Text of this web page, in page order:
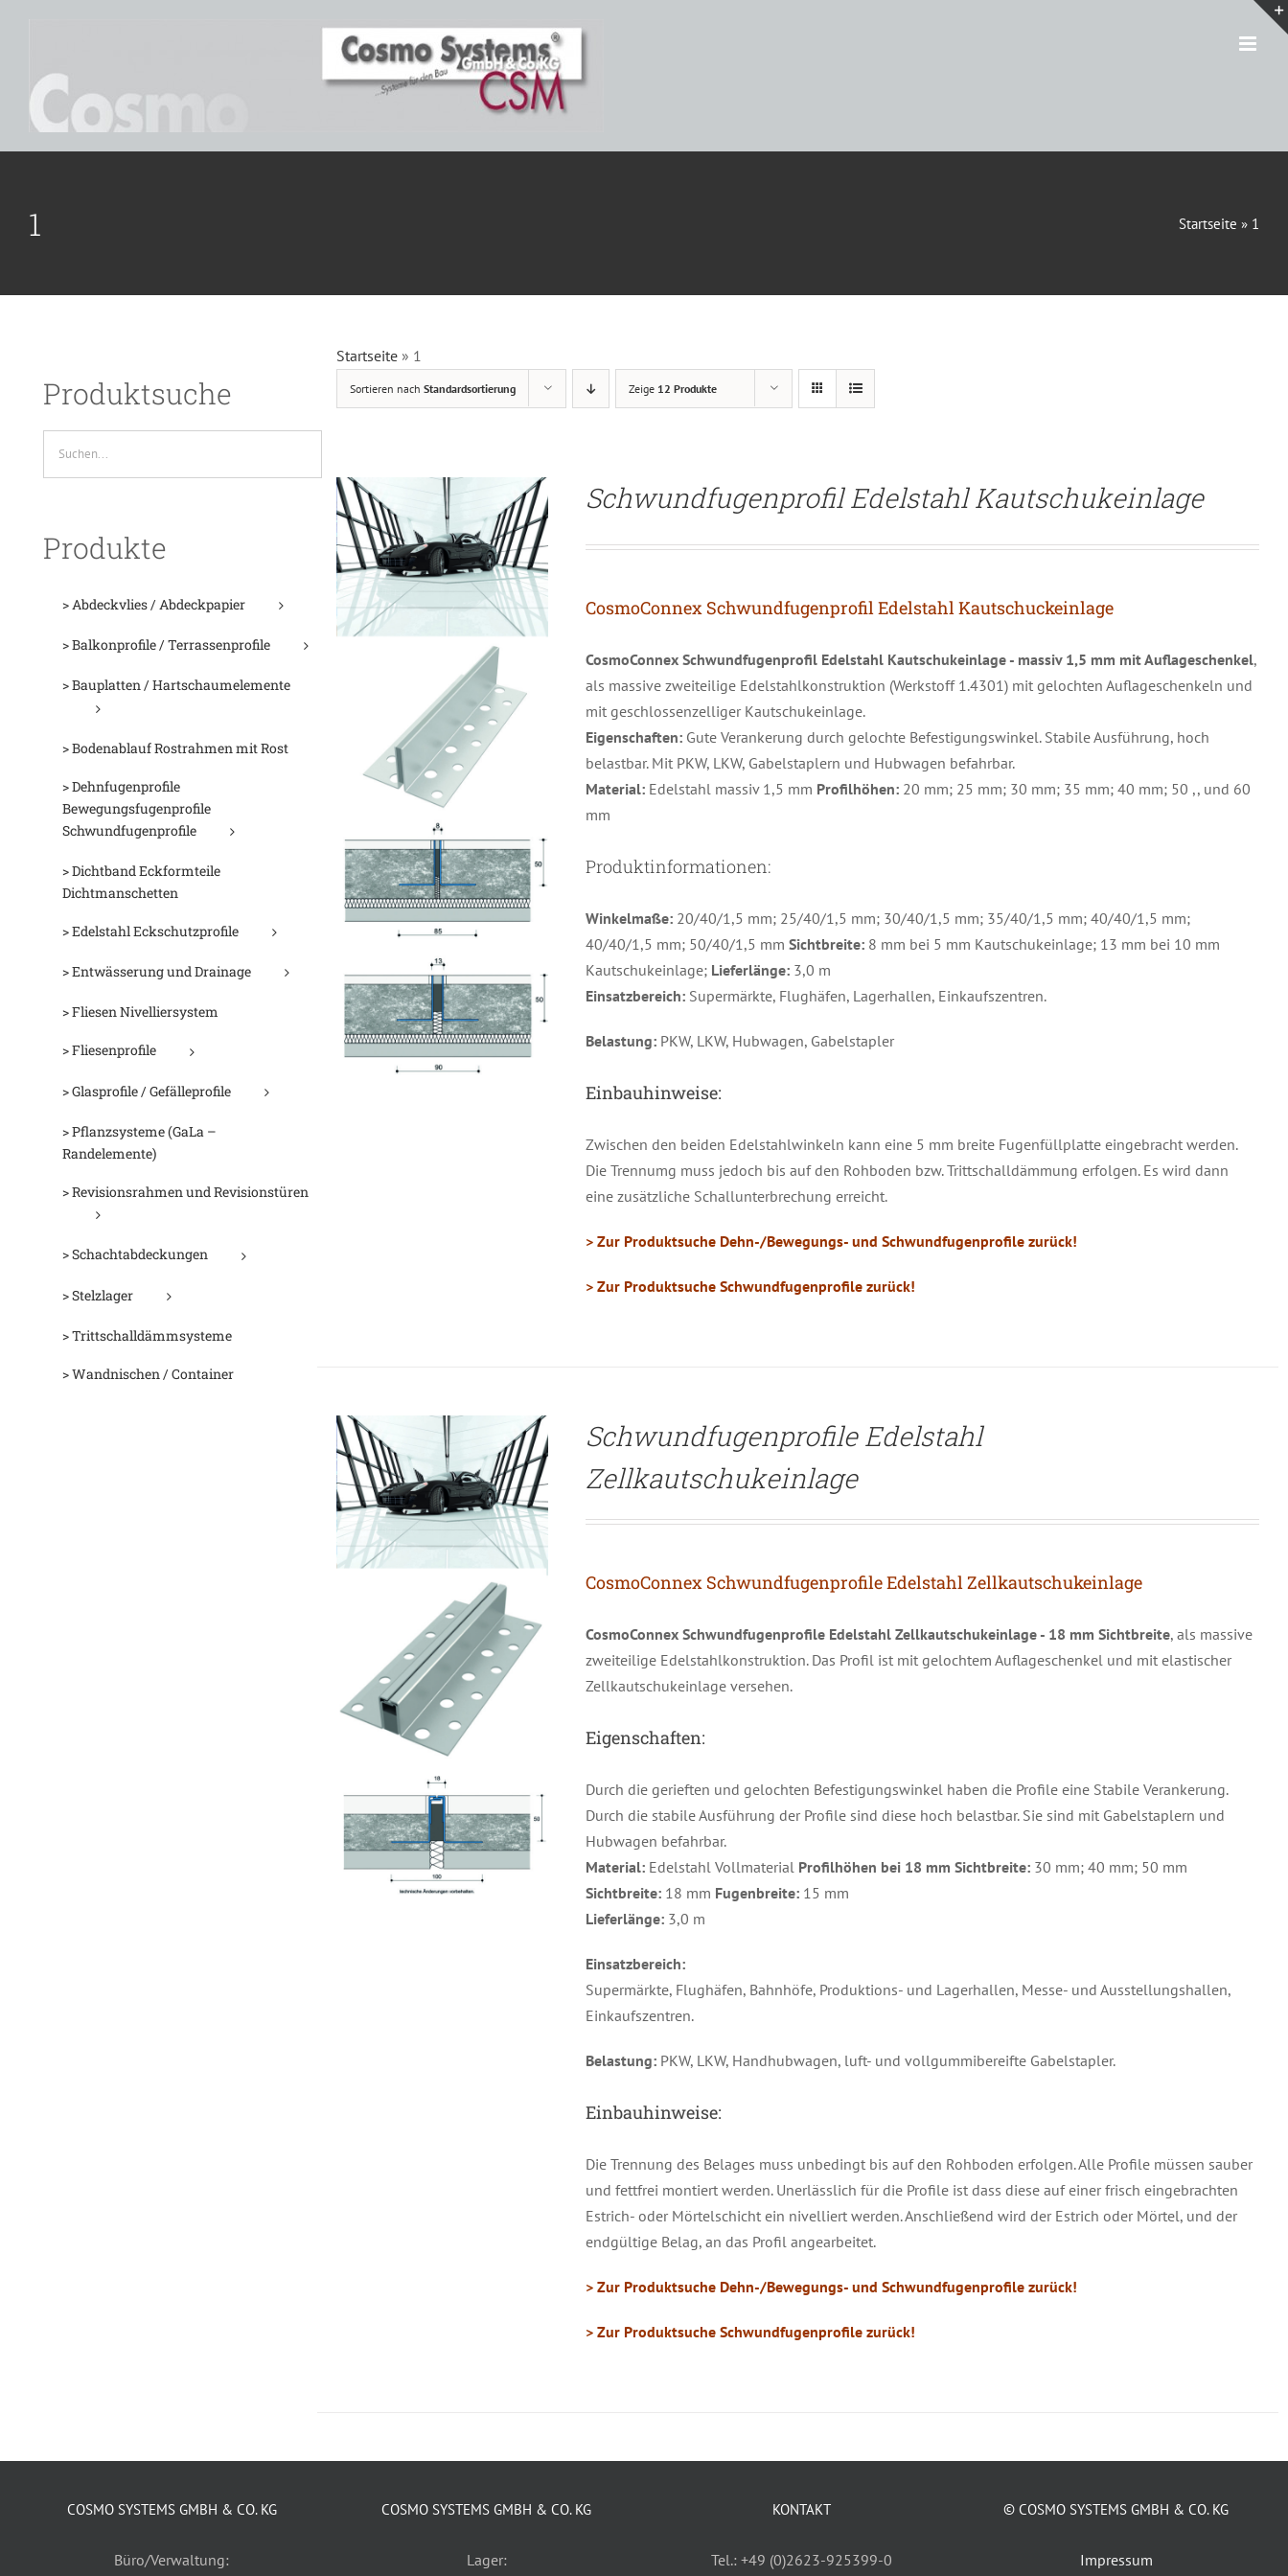
1 Startseite » 1
Startseite » 1
Sortieren nach Standardsortierung Zeige 12 Produkte
Schwundfugenprofil Edelstahl Kautschukeinlage
CosmoConnex Schwundfugenprofil Edelstahl Kautschuckeinlage
CosmoConnex Schwundfugenprofil Edelstahl Kautschukeinlage - massiv 1,5 mm mit Auflageschenkel,
als massive zweiteilige Edelstahlkonstruktion (Werkstoff 1.4301) mit gelochten Auflageschenkeln und
mit geschlossenzelliger Kautschukeinlage.
Eigenschaften: Gute Verankerung durch gelochte Befestigungswinkel. Stabile Ausführung, hoch
belastbar. Mit PKW, LKW, Gabelstaplern und Hubwagen befahrbar.
Material: Edelstahl massiv 1,5 mm Profilhöhen: 20 mm; 25 mm; 30 mm; 35 mm; 40 mm; 50 ,, und 60
mm
Produktinformationen:
Winkelmaße: 20/40/1,5 mm; 25/40/1,5 mm; 30/40/1,5 mm; 35/40/1,5 mm; 40/40/1,5 mm;
40/40/1,5 mm; 50/40/1,5 mm Sichtbreite: 8 mm bei 5 mm Kautschukeinlage; 13 mm bei 10 mm
Kautschukeinlage; Lieferlänge:3,0 m
Einsatzbereich:Supermärkte, Flughäfen, Lagerhallen, Einkaufszentren.
Belastung: PKW, LKW, Hubwagen, Gabelstapler
Einbauhinweise:
Zwischen den beiden Edelstahlwinkeln kann eine 5 mm breite Fugenfüllplatte eingebracht werden.
Die Trennumg muss jedoch bis auf den Rohboden bzw. Trittschalldämmung erfolgen. Es wird dann
eine zusätzliche Schallunterbrechung erreicht.
> Zur Produktsuche Dehn-/Bewegungs- und Schwundfugenprofile zurück!
> Zur Produktsuche Schwundfugenprofile zurück!
Schwundfugenprofile Edelstahl
Zellkautschukeinlage
CosmoConnex Schwundfugenprofile Edelstahl Zellkautschukeinlage
CosmoConnex Schwundfugenprofile Edelstahl Zellkautschukeinlage - 18 mm Sichtbreite, als massive
zweiteilige Edelstahlkonstruktion. Das Profil ist mit gelochtem Auflageschenkel und mit elastischer
Zellkautschukeinlage versehen.
Eigenschaften:
Durch die gerieften und gelochten Befestigungswinkel haben die Profile eine Stabile Verankerung.
Durch die stabile Ausführung der Profile sind diese hoch belastbar. Sie sind mit Gabelstaplern und
Hubwagen befahrbar.
Material: Edelstahl Vollmaterial Profilhöhen bei 18 mm Sichtbreite: 30 mm; 40 mm; 50 mm
Sichtbreite: 18 mm Fugenbreite:15 mm
Lieferlänge:3,0 m
Einsatzbereich:
Supermärkte, Flughäfen, Bahnhöfe, Produktions- und Lagerhallen, Messe- und Ausstellungshallen,
Einkaufszentren.
Belastung: PKW, LKW, Handhubwagen, luft- und vollgummibereifte Gabelstapler.
Einbauhinweise:
Die Trennung des Belages muss unbedingt bis auf den Rohboden erfolgen. Alle Profile müssen sauber
und fettfrei montiert werden. Unerlässlich für die Profile ist dass diese auf einer frisch eingebrachten
Estrich- oder Mörtelschicht ein nivelliert werden. Anschließend wird der Estrich oder Mörtel, und der
endgültige Belag, an das Profil angearbeitet.
> Zur Produktsuche Dehn-/Bewegungs- und Schwundfugenprofile zurück!
> Zur Produktsuche Schwundfugenprofile zurück!
Produktsuche
Produkte
> Abdeckvlies / Abdeckpapier
> Balkonprofile / Terrassenprofile
> Bauplatten / Hartschaumelemente
> Bodenablauf Rostrahmen mit Rost
> Dehnfugenprofile
Bewegungsfugenprofile
Schwundfugenprofile
> Dichtband Eckformteile
Dichtmanschetten
> Edelstahl Eckschutzprofile
> Entwässerung und Drainage
> Fliesen Nivelliersystem
> Fliesenprofile
> Glasprofile / Gefälleprofile
> Pflanzsysteme (GaLa –
Randelemente)
> Revisionsrahmen und Revisionstüren
> Schachtabdeckungen
> Stelzlager
> Trittschalldämmsysteme
> Wandnischen / Container
COSMO SYSTEMS GMBH & CO. KG
Büro/Verwaltung:
COSMO SYSTEMS GMBH & CO. KG
Lager:
KONTAKT
Tel.: +49 (0)2623-925399-0
© COSMO SYSTEMS GMBH & CO. KG
Impressum